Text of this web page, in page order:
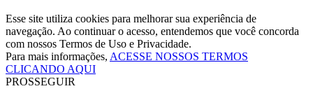
Esse site utiliza cookies para melhorar sua experiência de
navegação. Ao continuar o acesso, entendemos que você concorda
com nossos Termos de Uso e Privacidade.
Para mais informações, ACESSE NOSSOS TERMOS
CLICANDO AQUI
PROSSEGUIR